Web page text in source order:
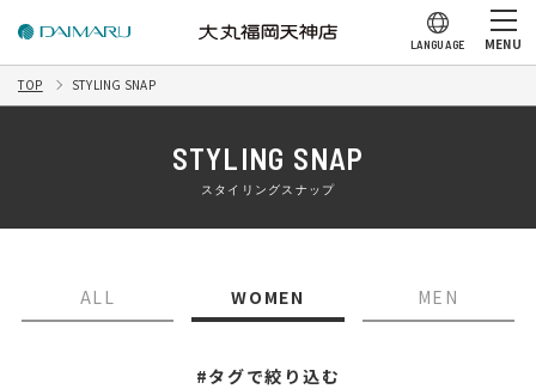
LANGUAGE MENU
TOP STYLING SNAP
STYLING SNAP
スタイリングスナップ
ALL WOMEN MEN
#タグで絞り込む